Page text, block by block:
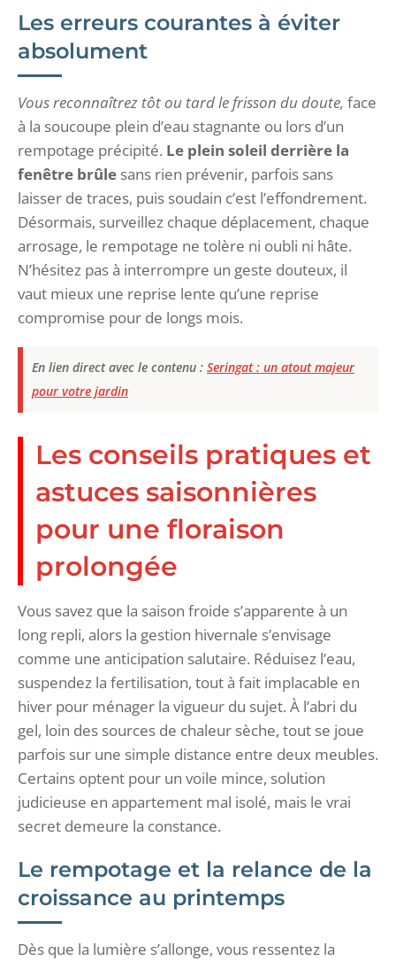
Les erreurs courantes à éviter
absolument
Vous reconnaîtrez tôt ou tard le frisson du doute, face
à la soucoupe plein d’eau stagnante ou lors d’un
rempotage précipité. Le plein soleil derrière la
fenêtre brûle sans rien prévenir, parfois sans
laisser de traces, puis soudain c’est l’effondrement.
Désormais, surveillez chaque déplacement, chaque
arrosage, le rempotage ne tolère ni oubli ni hâte.
N’hésitez pas à interrompre un geste douteux, il
vaut mieux une reprise lente qu’une reprise
compromise pour de longs mois.
En lien direct avec le contenu : Seringat : un atout majeur
pour votre jardin
Les conseils pratiques et
astuces saisonnières
pour une floraison
prolongée
Vous savez que la saison froide s’apparente à un
long repli, alors la gestion hivernale s’envisage
comme une anticipation salutaire. Réduisez l’eau,
suspendez la fertilisation, tout à fait implacable en
hiver pour ménager la vigueur du sujet. À l’abri du
gel, loin des sources de chaleur sèche, tout se joue
parfois sur une simple distance entre deux meubles.
Certains optent pour un voile mince, solution
judicieuse en appartement mal isolé, mais le vrai
secret demeure la constance.
Le rempotage et la relance de la
croissance au printemps
Dès que la lumière s’allonge, vous ressentez la